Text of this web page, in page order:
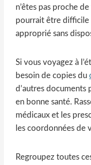
n’êtes pas proche
pourrait être
approprié sans
Si vous voyagez à
besoin de copies du
d’autres documents
en bonne santé.
médicaux et les
les coordonnées de
Regroupez toutes